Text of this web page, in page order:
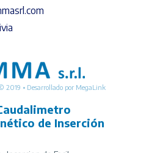
2019 • Desarrollado por MegaLink
de Inserción